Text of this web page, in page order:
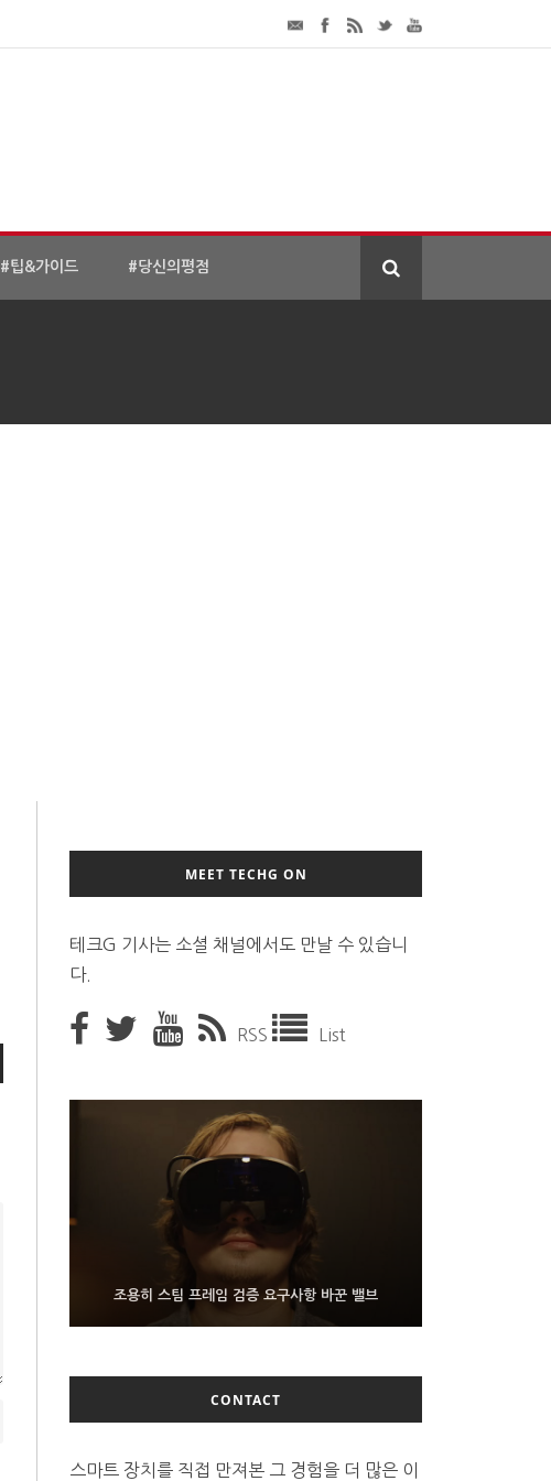
#팁&가이드 #당신의평점
MEET TECHG ON
테크G 기사는 소셜 채널에서도 만날 수 있습니
다.
RSS List
조용히 스팀 프레임 검증 요구사항 바꾼 밸브
9월 4일부터 서비스 접는 안드로이드 장치용 구글 어
시스턴트
FMS 2026서 차세대 3D 메모리 ZHBM·ZNAND-O
모형 처음 선보인 삼성전자
CONTACT
스마트 장치를 직접 만져본 그 경험을 더 많은 이